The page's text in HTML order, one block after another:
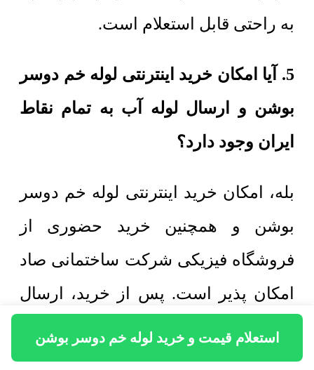
استعلام قیمت و خرید لوله خم دوسر بوشن
به راحتی قابل استعلام است.
5. آیا امکان خرید اینترنتی لوله خم دوسر
بوشن و ارسال لوله آب به تمام نقاط
ایران وجود دارد؟
بله، امکان خرید اینترنتی لوله خم دوسر
بوشن و همچنین خرید حضوری از
فروشگاه فیزیکی شرکت ساختمانی صاد
امکان پذیر است. پس از خرید، ارسال
لوله آب به سراسر ایران با باربری به
محل پروژه در اسرع وقت و با حداقل